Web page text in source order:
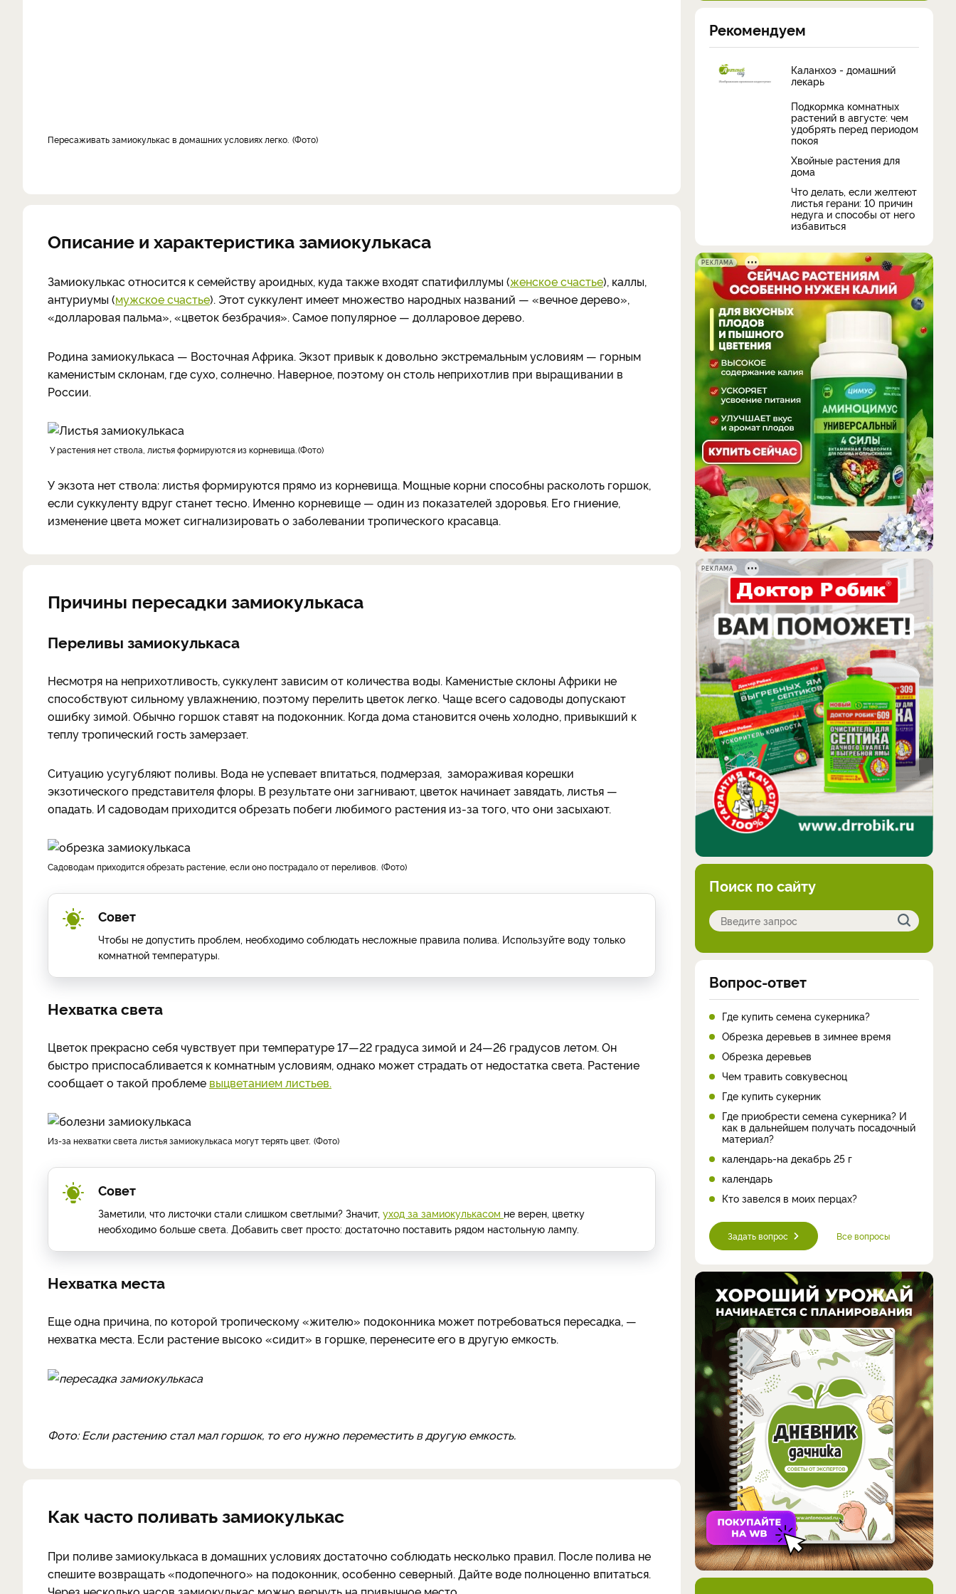
Пересаживать замиокулькас в домашних условиях легко. Фото
Описание и характеристика замиокулькаса
Замиокулькас относится к семейству ароидных, куда также входят спатифиллумы (женское счастье), каллы,
антуриумы (мужское счастье). Этот суккулент имеет множество народных названий — «вечное дерево»,
«долларовая пальма», «цветок безбрачия». Самое популярное — долларовое дерево.
Родина замиокулькаса — Восточная Африка. Экзот привык к довольно экстремальным условиям — горным
каменистым склонам, где сухо, солнечно. Наверное, поэтому он столь неприхотлив при выращивании в
России.
У растения нет ствола, листья формируются из корневища. Фото
У экзота нет ствола: листья формируются прямо из корневища. Мощные корни способны расколоть горшок,
если суккуленту вдруг станет тесно. Именно корневище — один из показателей здоровья. Его гниение,
изменение цвета может сигнализировать о заболевании тропического красавца.
Причины пересадки замиокулькаса
Переливы замиокулькаса
Несмотря на неприхотливость, суккулент зависим от количества воды. Каменистые склоны Африки не
способствуют сильному увлажнению, поэтому перелить цветок легко. Чаще всего садоводы допускают
ошибку зимой. Обычно горшок ставят на подоконник. Когда дома становится очень холодно, привыкший к
теплу тропический гость замерзает.
Ситуацию усугубляют поливы. Вода не успевает впитаться, подмерзая, замораживая корешки
экзотического представителя флоры. В результате они загнивают, цветок начинает завядать, листья —
опадать. И садоводам приходится обрезать побеги любимого растения из-за того, что они засыхают.
Садоводам приходится обрезать растение, если оно пострадало от переливов. Фото
Совет
Чтобы не допустить проблем, необходимо соблюдать несложные правила полива. Используйте воду только
комнатной температуры.
Нехватка света
Цветок прекрасно себя чувствует при температуре 17—22 градуса зимой и 24—26 градусов летом. Он
быстро приспосабливается к комнатным условиям, однако может страдать от недостатка света. Растение
сообщает о такой проблеме выцветанием листьев.
Из-за нехватки света листья замиокулькаса могут терять цвет. Фото
Совет
Заметили, что листочки стали слишком светлыми? Значит, уход за замиокулькасом не верен, цветку
необходимо больше света. Добавить свет просто: достаточно поставить рядом настольную лампу.
Нехватка места
Еще одна причина, по которой тропическому «жителю» подоконника может потребоваться пересадка, —
нехватка места. Если растение высоко «сидит» в горшке, перенесите его в другую емкость.
Фото: Если растению стал мал горшок, то его нужно переместить в другую емкость.
Как часто поливать замиокулькас
При поливе замиокулькаса в домашних условиях достаточно соблюдать несколько правил. После полива не
спешите возвращать «подопечного» на подоконник, особенно северный. Дайте воде полноценно впитаться.
Рекомендуем
Каланхоэ - домашний
лекарь
Подкормка комнатных
растений в августе: чем
удобрять перед периодом
покоя
Хвойные растения для
дома
Что делать, если желтеют
листья герани: 10 причин
недуга и способы от него
избавиться
РЕКЛАМА
РЕКЛАМА
Поиск по сайту
Вопрос-ответ
Где купить семена сукерника?
Обрезка деревьев в зимнее время
Обрезка деревьев
Чем травить совкувесноц
Где купить сукерник
Где приобрести семена сукерника? И
как в дальнейшем получать посадочный
материал?
календарь-на декабрь 25 г
календарь
Кто завелся в моих перцах?
Задать вопрос Все вопросы